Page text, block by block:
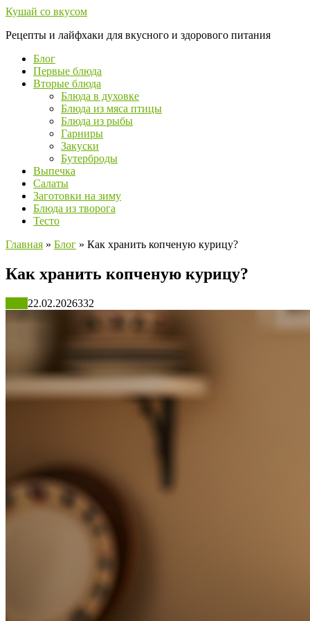
Перейти
контенту
Кушай со вкусом
Рецепты и лайфхаки для вкусного и здорового питания
Блог
Первые блюда
Вторые блюда
Блюда в духовке
Блюда из мяса птицы
Блюда из рыбы
Гарниры
Закуски
Бутерброды
Выпечка
Салаты
Заготовки на зиму
Блюда из творога
Тесто
Главная » Блог » Как хранить копченую курицу?
Как хранить копченую курицу?
22.02.2026332